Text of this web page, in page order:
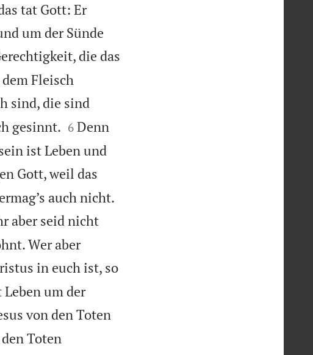
tat Gott: Er
um der Sünde
die das
Fleisch
sind, die sind
gesinnt.
6 Denn
ist Leben und
Gott, weil das
auch nicht.
aber seid nicht
Wer aber
in euch ist, so
um der
von den Toten
Toten